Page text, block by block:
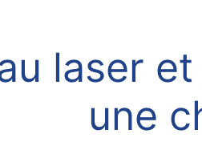
laser
une